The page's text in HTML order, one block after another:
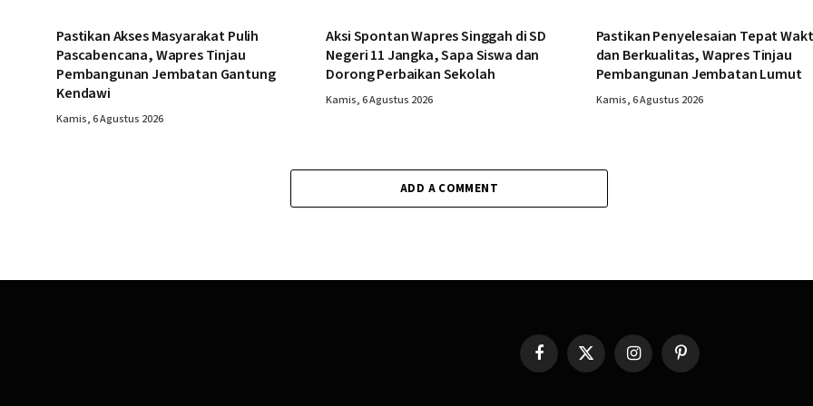
Pastikan Akses Masyarakat Pulih
Pascabencana, Wapres Tinjau
Pembangunan Jembatan Gantung
Kendawi
Kamis, 6 Agustus 2026
Aksi Spontan Wapres Singgah di SD
Negeri 11 Jangka, Sapa Siswa dan
Dorong Perbaikan Sekolah
Kamis, 6 Agustus 2026
Pastikan Penyelesaian Tepat
dan Berkualitas, Wapres Tinjau
Pembangunan Jembatan Lumut
Kamis, 6 Agustus 2026
ADD A COMMENT
FacebookX
(Twitter)
InstagramPinterest